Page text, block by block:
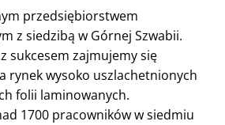
przedsiębiorstwem
z siedzibą w Górnej Szwabii.
sukcesem zajmujemy się
rynek wysoko uszlachetnionych
folii laminowanych.
1700 pracowników w siedmiu